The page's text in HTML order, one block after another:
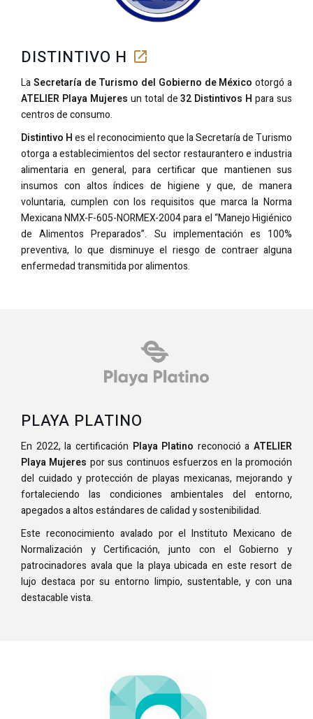
DISTINTIVO H
LaSecretaría de Turismo del Gobierno de México otorgó a
ATELIER Playa Mujeres un total de32 Distintivos H para sus
centros de consumo.
Distintivo Hes el reconocimiento que la Secretaría de Turismo
otorga a establecimientos del sector restaurantero e industria
alimentaria en general, para certificar que mantienen sus
insumos con altos índices de higiene y que, de manera
voluntaria, cumplen con los requisitos que marca la Norma
Mexicana NMX-F-605-NORMEX-2004 para el “Manejo Higiénico
de Alimentos Preparados”. Su implementación es 100%
preventiva, lo que disminuye el riesgo de contraer alguna
enfermedad transmitida por alimentos.
PLAYA PLATINO
En 2022, la certificación Playa Platino reconoció a ATELIER
Playa Mujeres por sus continuos esfuerzos en la promoción
del cuidado y protección de playas mexicanas, mejorando y
fortaleciendo las condiciones ambientales del entorno,
apegados a altos estándares de calidad y sostenibilidad.
Este reconocimiento avalado por el Instituto Mexicano de
Normalización y Certificación, junto con el Gobierno y
patrocinadores avala que la playa ubicada en este resort de
lujo destaca por su entorno limpio, sustentable, y con una
destacable vista.